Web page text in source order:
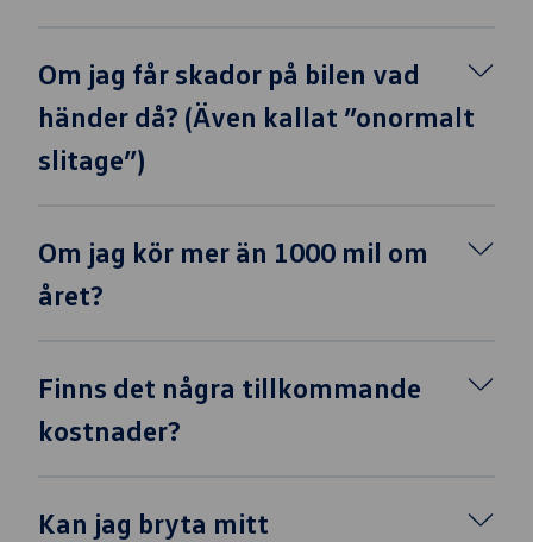
Om jag får skador på bilen vad
händer då? (Även kallat ”onormalt
slitage”)
Om jag kör mer än 1000 mil om
året?
Finns det några tillkommande
kostnader?
Kan jag bryta mitt